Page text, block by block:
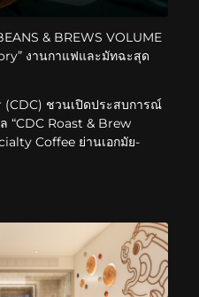
& BREWS VOLUME
งานกาแฟและมัทฉะสุด
ชวนเปิดประสบการณ์
“CDC Roast & Brew
Coffee ย่านเอกมัย-